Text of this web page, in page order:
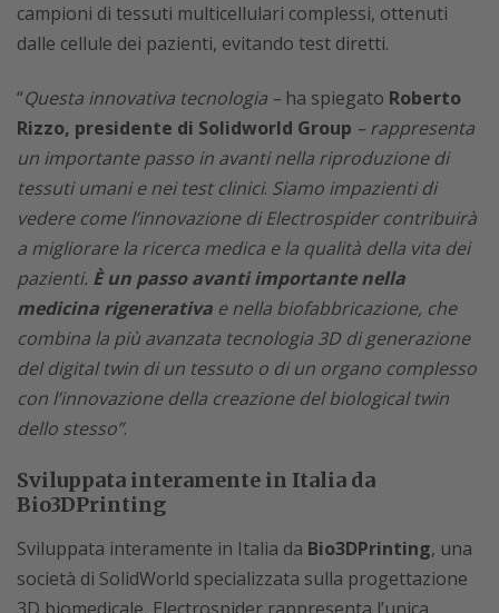
campioni di tessuti multicellulari complessi, ottenuti
dalle cellule dei pazienti, evitando test diretti.
“Questa innovativa tecnologia – ha spiegato Roberto
Rizzo, presidente di Solidworld Group – rappresenta
un importante passo in avanti nella riproduzione di
tessuti umani e nei test clinici. Siamo impazienti di
vedere come l’innovazione di Electrospider contribuirà
a migliorare la ricerca medica e la qualità della vita dei
pazienti. È un passo avanti importante nella
medicina rigenerativa e nella biofabbricazione, che
combina la più avanzata tecnologia 3D di generazione
del digital twin di un tessuto o di un organo complesso
con l’innovazione della creazione del biological twin
dello stesso”.
Sviluppata interamente in Italia da
Bio3DPrinting
Sviluppata interamente in Italia da Bio3DPrinting, una
società di SolidWorld specializzata sulla progettazione